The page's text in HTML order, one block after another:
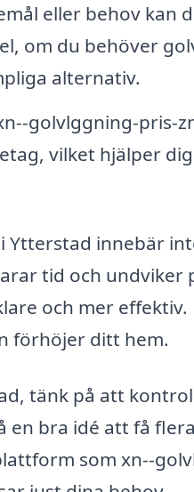
eller behov kan
om du behöver
alternativ.
golvlggning-pris-
vilket hjälper
innebär
tid och undviker
och mer
förhöjer ditt hem.
tänk på att
en bra idé att få
som xn--